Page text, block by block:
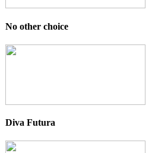
No other choice
Diva Futura